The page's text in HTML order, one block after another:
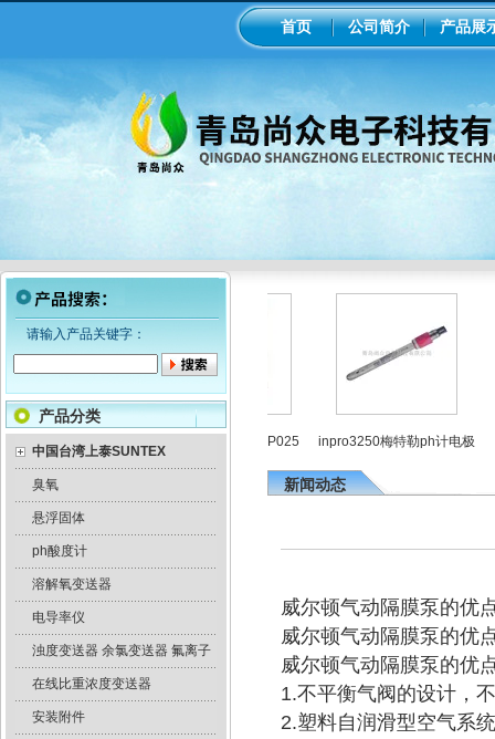
首页 公司简介 产品展
请输入产品关键字：
产品分类
中国台湾上泰SUNTEX
臭氧
悬浮固体
ph酸度计
溶解氧变送器
电导率仪
浊度变送器 余氯变送器 氟离子
在线比重浓度变送器
安装附件
电极 威尔顿气动隔膜泵P025 inpro3250梅特勒ph计电极
新闻动态
威尔顿气动隔膜泵的优
威尔顿气动隔膜泵的优
威尔顿气动隔膜泵的优
1.不平衡气阀的设计，
2.塑料自润滑型空气系